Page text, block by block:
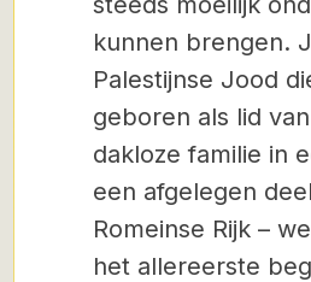
kunnen brengen.
Palestijnse Jood
geboren als lid
dakloze familie in
een afgelegen
Romeinse Rijk –
het allereerste